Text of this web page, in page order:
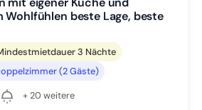
Wohlfühlen beste Lage, beste
3 Nächte
(2 Gäste)
+ 20 weitere